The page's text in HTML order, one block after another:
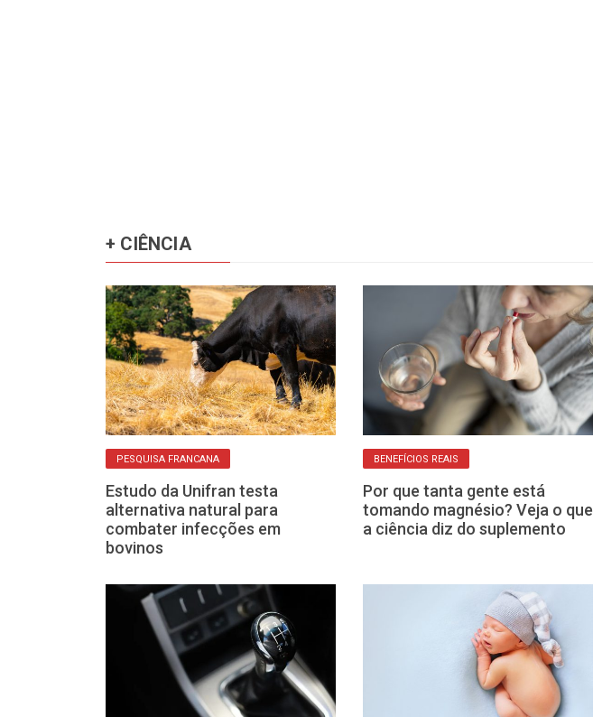
+ CIÊNCIA
PESQUISA FRANCANA
Estudo da Unifran testa
alternativa natural para
combater infecções em
bovinos
BENEFÍCIOS REAIS
Por que tanta gente está
tomando magnésio? Veja o que
a ciência diz do suplemento